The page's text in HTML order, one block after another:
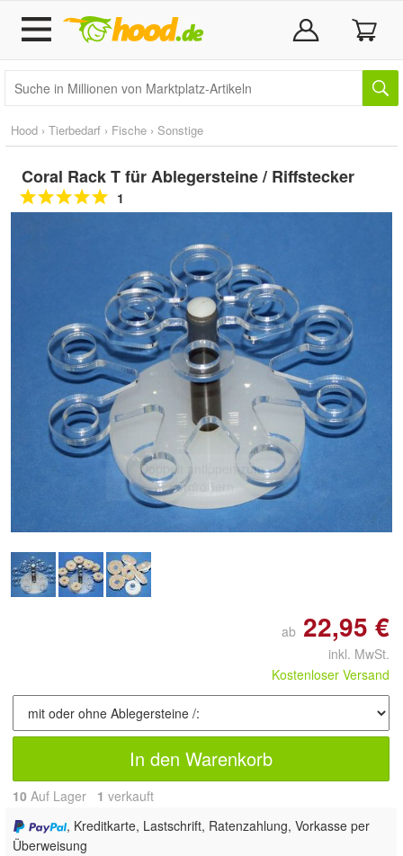
Hood › Tierbedarf › Fische › Sonstige
Coral Rack T für Ablegersteine / Riffstecker
1
Doppelt antippen zum
vergrößern
ab 22,95 €
inkl. MwSt.
Kostenloser Versand
In den Warenkorb
10 Auf Lager 1 verkauft
, Kreditkarte, Lastschrift, Ratenzahlung, Vorkasse per
Überweisung